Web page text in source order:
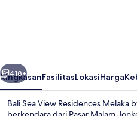
by
Stayrene
Berikutnya
418+
RingkasanFasilitasLokasiHarga
Bali Sea View Residences Melaka